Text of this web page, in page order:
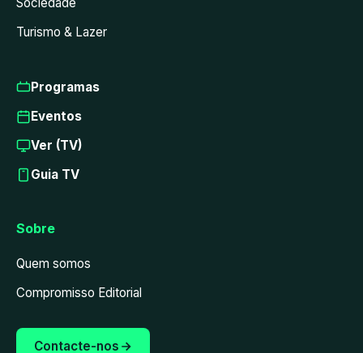
Turismo & Lazer
Programas
Eventos
Ver (TV)
Guia TV
Sobre
Quem somos
Compromisso Editorial
Contacte-nos